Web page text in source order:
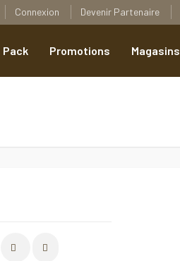
Connexion Devenir Partenaire
Pack Promotions Magasins